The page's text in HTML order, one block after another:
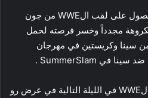
بعد شهر يونيو حاول جيركو الحصول على لقب الWWE من جون
مجدداً وخسر فرصته لحمل
من سينا وكريستين في مهرجان
ظهر جيركو ظهوره الأخير في الWWE في الليلة التالية في عرض رو